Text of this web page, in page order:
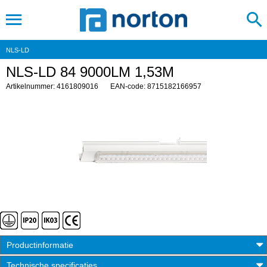
NLS-LD
NLS-LD 84 9000LM 1,53M
Artikelnummer: 4161809016 EAN-code: 8715182166957
Productinformatie